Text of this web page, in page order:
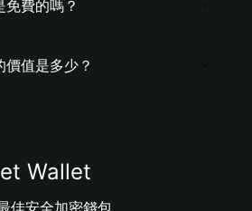
費的嗎？
值是多少？
Wallet
佳安全加密錢包